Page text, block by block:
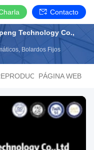
Contacto
Technology Co.,
Bolardos Fijos
PÁGINA WEB